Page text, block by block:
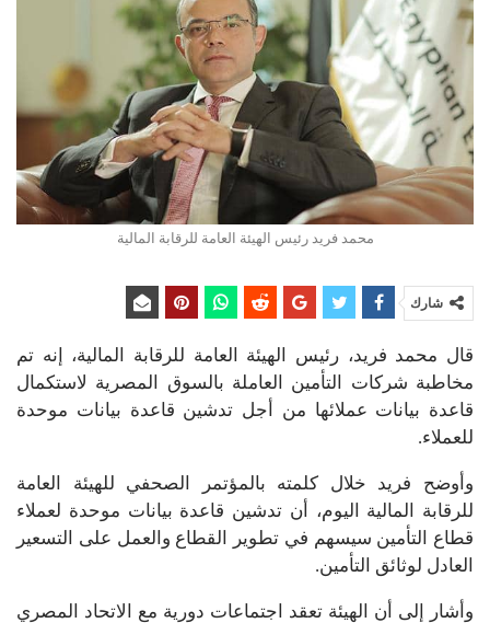
محمد فريد رئيس الهيئة العامة للرقابة المالية
شارك
قال محمد فريد، رئيس الهيئة العامة للرقابة المالية، إنه تم
مخاطبة شركات التأمين العاملة بالسوق المصرية لاستكمال
قاعدة بيانات عملائها من أجل تدشين قاعدة بيانات موحدة
للعملاء.
وأوضح فريد خلال كلمته بالمؤتمر الصحفي للهيئة العامة
للرقابة المالية اليوم، أن تدشين قاعدة بيانات موحدة لعملاء
قطاع التأمين سيسهم في تطوير القطاع والعمل على التسعير
العادل لوثائق التأمين.
وأشار إلى أن الهيئة تعقد اجتماعات دورية مع الاتحاد المصري